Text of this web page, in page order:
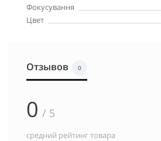
Фокусування
Цвет
Отзывов 0
0 / 5
средний рейтинг товара